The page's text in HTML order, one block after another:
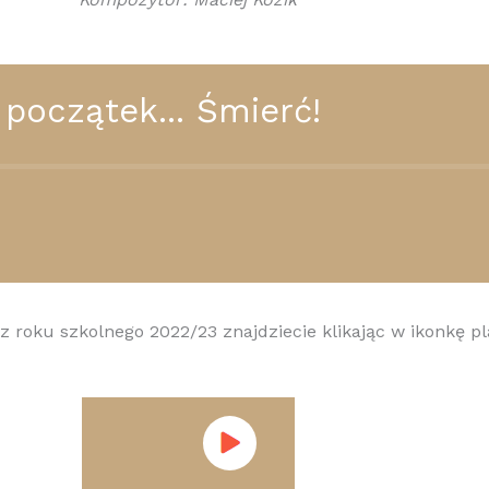
Śmierć!
roku szkolnego 2022/23 znajdziecie klikając w ikonkę